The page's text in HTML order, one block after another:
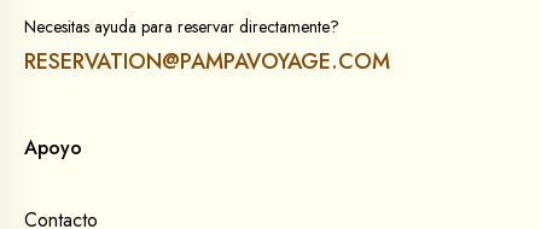
Necesitas ayuda para reservar directamente?
RESERVATION@PAMPAVOYAGE.COM
Apoyo
Contacto